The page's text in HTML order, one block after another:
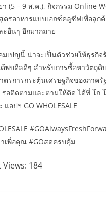
(5 – 9 ส.ค.), กิจกรรม Online
ตรอาหารแบบเอกซ์คลูซีฟเพื่อลูก
ะอื่นๆ อีกมากมาย
เปญนี้ น่าจะเป็นตัวช่วยให้ธุรกิจ
ด้พบดีลดีๆ สำหรับการซื้อหาวัตถุดิ
ตรการกระตุ้นเศรษฐกิจของภาครั
รอติดตามและตามให้ติด ได้ที่ โก
อปฯ GO WHOLESALE
เพื่อคุณ #GOสดครบคุ้ม
Views: 184